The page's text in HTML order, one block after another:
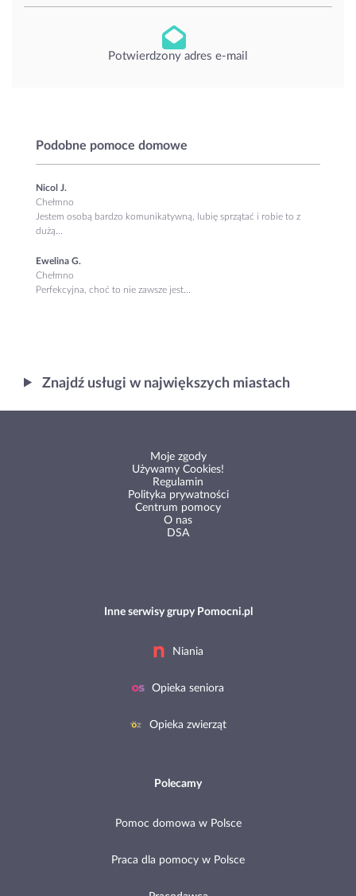
Potwierdzony adres e-mail
Podobne pomoce domowe
Nicol J.
Chełmno
Jestem osobą bardzo komunikatywną, lubię sprzątać i robie to z
dużą...
Ewelina G.
Chełmno
Perfekcyjna, choć to nie zawsze jest...
Znajdź usługi w największych miastach
Moje zgody
Używamy Cookies!
Regulamin
Polityka prywatności
Centrum pomocy
O nas
DSA
Inne serwisy grupy Pomocni.pl
Niania
Opieka seniora
Opieka zwierząt
Polecamy
Pomoc domowa w Polsce
Praca dla pomocy w Polsce